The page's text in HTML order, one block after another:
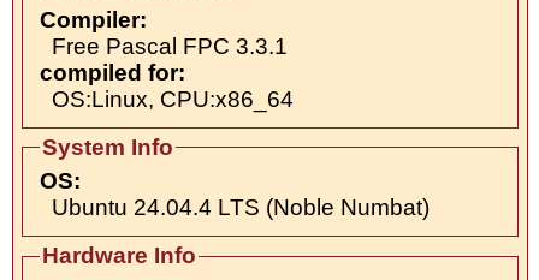
Compiler:
Free Pascal FPC 3.3.1
compiled for:
OS:Linux, CPU:x86_64
System Info
OS:
Ubuntu 24.04.4 LTS (Noble Numbat)
Hardware Info